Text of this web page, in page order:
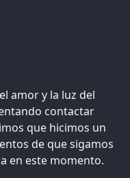
amor y la luz del
contactar
que hicimos un
de que sigamos
en este momento.